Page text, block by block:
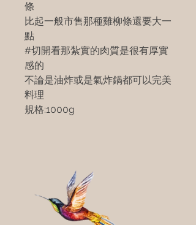
條
比起一般市售那種雞柳條還要大一
點
#切開看那紮實的肉質是很有厚實
感的
不論是油炸或是氣炸鍋都可以完美
料理
規格:1000g